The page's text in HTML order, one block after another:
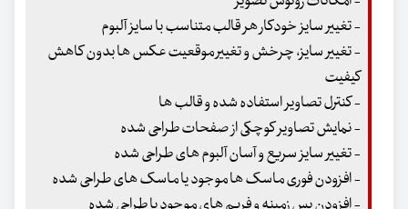
- تغییر سایز خودکار هر قالب متناسب با سایز آلبوم
- تغییر سایز، چرخش و تغییر موقعیت عکس ها بدون کاهش
کیفیت
- کنترل تصاویر استفاده شده و قالب ها
- نمایش تصاویر کوچکی از صفحات طراحی شده
- تغییر سایز سریع و آسان آلبوم های طراحی شده
- افزودن فوری ماسک ها موجود یا ماسک های طراحی شده
- افزودن پس زمینه و فریم های موجود یا طراحی شده